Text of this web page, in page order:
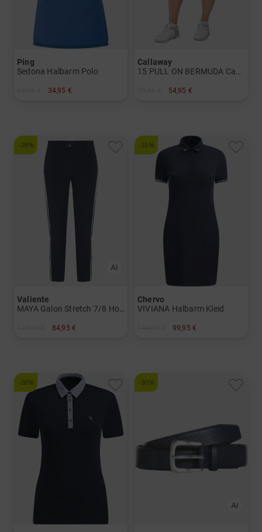
Ping
Sedona Halbarm Polo
34,95 €
Callaway
54,95 €
-29%
Valiente
MAYA Galon Stretch 7/8 Hose
84,95 €
-31%
Chervo
VIVIANA Halbarm Kleid
99,95 €
-28% -30%